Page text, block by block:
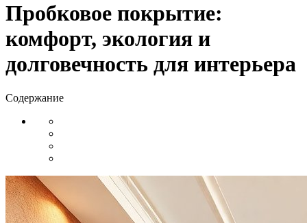
Пробковое покрытие:
комфорт, экология и
долговечность для интерьера
Содержание